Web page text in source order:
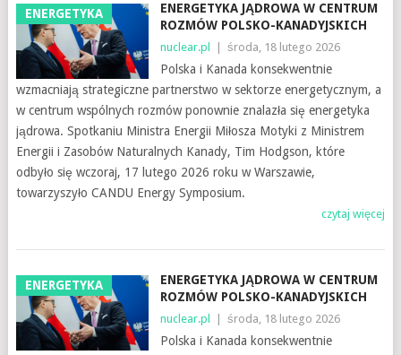
ENERGETYKA
ENERGETYKA JĄDROWA W CENTRUM
ROZMÓW POLSKO-KANADYJSKICH
nuclear.pl środa, 18 lutego 2026
Polska i Kanada konsekwentnie
wzmacniają strategiczne partnerstwo w sektorze energetycznym, a
w centrum wspólnych rozmów ponownie znalazła się energetyka
jądrowa. Spotkaniu Ministra Energii Miłosza Motyki z Ministrem
Energii i Zasobów Naturalnych Kanady, Tim Hodgson, które
odbyło się wczoraj, 17 lutego 2026 roku w Warszawie,
towarzyszyło CANDU Energy Symposium.
czytaj więcej
ENERGETYKA
ENERGETYKA JĄDROWA W CENTRUM
ROZMÓW POLSKO-KANADYJSKICH
nuclear.pl środa, 18 lutego 2026
Polska i Kanada konsekwentnie